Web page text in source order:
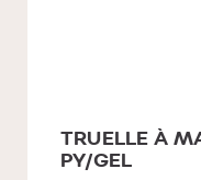
TRUELLE À
PY/GEL